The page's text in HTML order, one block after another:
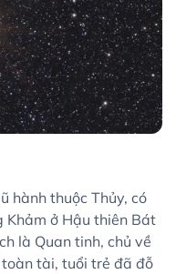
hành thuộc Thủy, có
Khảm ở Hậu thiên Bát
là Quan tinh, chủ về
tài, tuổi trẻ đã đỗ